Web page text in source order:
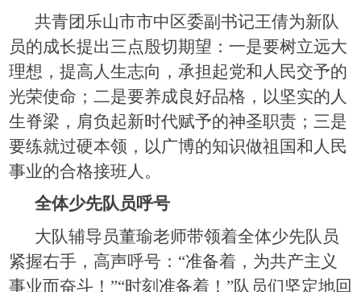
共青团乐山市市中区委副书记王倩为新队
员的成长提出三点殷切期望：一是要树立远大
理想，提高人生志向，承担起党和人民交予的
光荣使命；二是要养成良好品格，以坚实的人
生脊梁，肩负起新时代赋予的神圣职责；三是
要练就过硬本领，以广博的知识做祖国和人民
事业的合格接班人。
全体少先队员呼号
大队辅导员董瑜老师带领着全体少先队员
紧握右手，高声呼号：“准备着，为共产主义
事业而奋斗！”“时刻准备着！”队员们坚定地回